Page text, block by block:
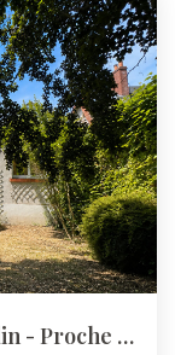
RARE - Maison De Ville Avec Jardin - Proche Centre-Ville